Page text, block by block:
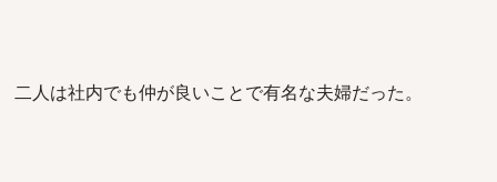
二人は社内でも仲が良いことで有名な夫婦だった。